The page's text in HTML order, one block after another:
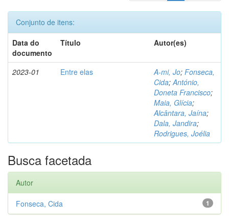
Conjunto de itens:
Data do
documento
Título Autor(es)
2023-01 Entre elas A-mi, Jo; Fonseca,
Cida;António,
Doneta Francisco;
Maia, Glícia;
Alcântara, Jaína;
Dala, Jandira;
Rodrigues, Joélia
Busca facetada
Autor
1
Fonseca, Cida